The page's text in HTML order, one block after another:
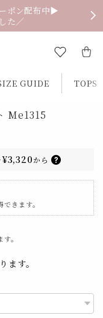
ポン配布中▶
た／
GUIDE TOPS
Me1315
¥3,320から
きます。
。
ます。